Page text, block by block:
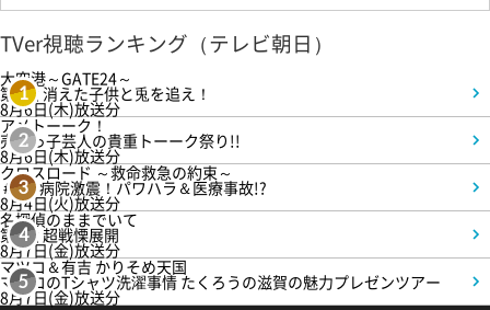
TVer視聴ランキング（テレビ朝日）
1
大空港～GATE24～
第3話 消えた子供と兎を追え！
8月6日(木)放送分
2
アメトーーク！
売れっ子芸人の貴重トーーク祭り!!
8月6日(木)放送分
3
クロスロード ～救命救急の約束～
＃5 病院激震！パワハラ＆医療事故!?
8月4日(火)放送分
4
名探偵のままでいて
第4話 超戦慄展開
8月7日(金)放送分
5
マツコ＆有吉 かりそめ天国
マツコのTシャツ洗濯事情 たくろうの滋賀の魅力プレゼンツアー
8月7日(金)放送分